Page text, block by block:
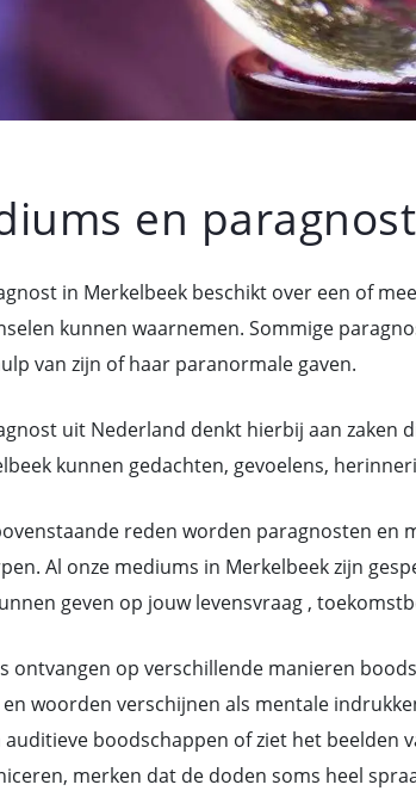
en
in Merkelbeek beschikt over een of
kunnen waarnemen. Sommige
van zijn of haar paranormale gaven.
uit Nederland denkt hierbij aan zaken
kunnen gedachten, gevoelens,
reden worden paragnosten en
Al onze mediums in Merkelbeek zijn
geven op jouw levensvraag ,
ontvangen op verschillende manieren
woorden verschijnen als mentale
boodschappen of ziet het beelden
merken dat de doden soms heel